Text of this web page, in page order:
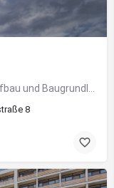
8